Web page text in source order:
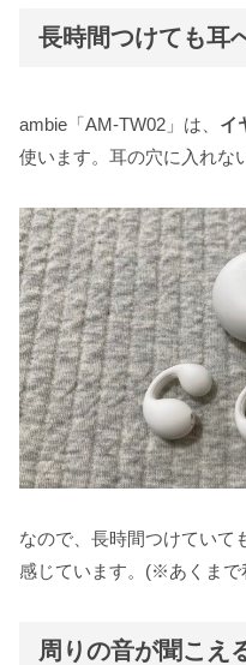
長時間つけても耳
ambie「AM-TW02」は、 イ
使います。耳の穴に入れな
なので、長時間つけていて
感じています。(※あくまで
周りの音が聞こえ